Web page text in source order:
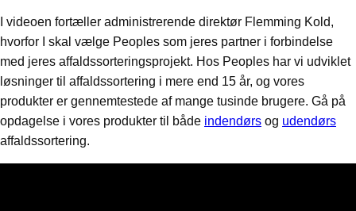
I videoen fortæller administrerende direktør Flemming Kold,
hvorfor I skal vælge Peoples som jeres partner i forbindelse
med jeres affaldssorteringsprojekt. Hos Peoples har vi udviklet
løsninger til affaldssortering i mere end 15 år, og vores
produkter er gennemtestede af mange tusinde brugere. Gå på
opdagelse i vores produkter til både indendørs og udendørs
affaldssortering.